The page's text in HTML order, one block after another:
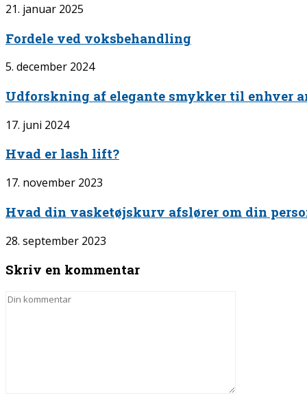
21. januar 2025
Fordele ved voksbehandling
5. december 2024
Udforskning af elegante smykker til enhver
17. juni 2024
Hvad er lash lift?
17. november 2023
Hvad din vasketøjskurv afslører om din
28. september 2023
Skriv en kommentar